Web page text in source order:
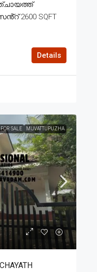
2600 SQFT
Details
FOR SALE MUVATTUPUZHA